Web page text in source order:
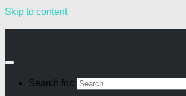
Skip to content
Search for: